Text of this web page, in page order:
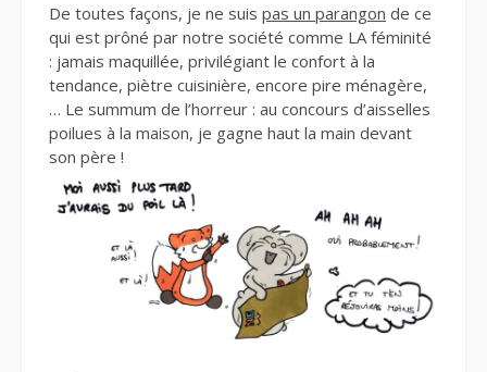
De toutes façons, je ne suis pas un parangon de ce
qui est prôné par notre société comme LA féminité
: jamais maquillée, privilégiant le confort à la
tendance, piètre cuisinière, encore pire ménagère,
… Le summum de l’horreur : au concours d’aisselles
poilues à la maison, je gagne haut la main devant
son père !